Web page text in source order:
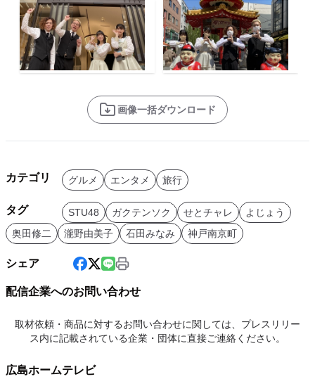
画像一括ダウンロード
カテゴリ グルメ エンタメ 旅行
タグ STU48 ガクテンソク せとチャレ
よじょう
奥田修二
瀧野由美子 石田みなみ 神戸南京町
シェア
配信企業へのお問い合わせ
取材依頼・商品に対するお問い合わせに関しては、プレスリリー
ス内に記載されている企業・団体に直接ご連絡ください。
広島ホームテレビ